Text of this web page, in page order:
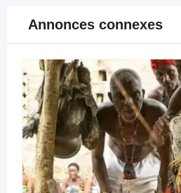
Annonces connexes